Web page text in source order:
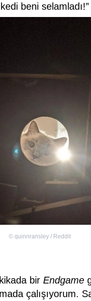
beni selamladı!”
© quinnransley / Reddit
bir Endgame
çalışıyorum.